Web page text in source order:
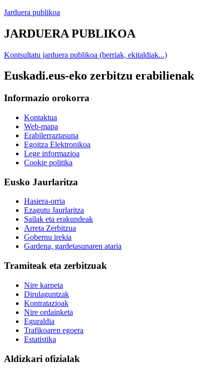
Jarduera publikoa
JARDUERA PUBLIKOA
Kontsultatu jarduera publikoa (berriak, ekitaldiak...)
Euskadi.eus-eko zerbitzu erabilienak
Informazio orokorra
Kontaktua
Web-mapa
Erabilerraztasuna
Egoitza Elektronikoa
Lege informazioa
Cookie politika
Eusko Jaurlaritza
Hasiera-orria
Ezagutu Jaurlaritza
Sailak eta erakundeak
Arreta Zerbitzua
Gobernu irekia
Gardena, gardetasunaren ataria
Tramiteak eta zerbitzuak
Nire karpeta
Dirulaguntzak
Kontratazioak
Nire ordainketa
Eguraldia
Trafikoaren egoera
Estatistika
Aldizkari ofizialak